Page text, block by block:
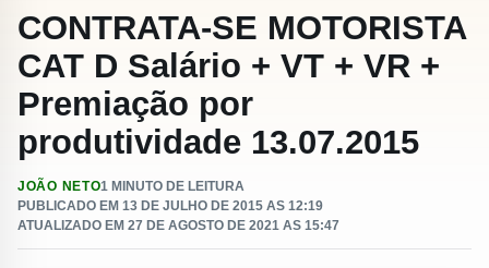
CONTRATA-SE MOTORISTA
CAT D Salário + VT + VR +
Premiação por
produtividade 13.07.2015
JOÃO NETO1 MINUTO DE LEITURA
PUBLICADO EM 13 DE JULHO DE 2015 AS 12:19
ATUALIZADO EM 27 DE AGOSTO DE 2021 AS 15:47